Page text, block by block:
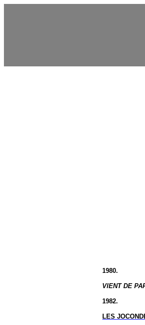
1980.
VIENT DE
1982.
LES